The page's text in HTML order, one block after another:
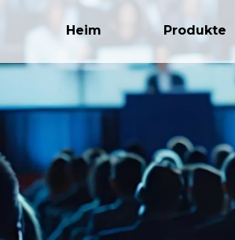
Heim Produkte